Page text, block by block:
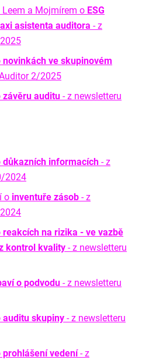
a Mojmírem o ESG
asistenta auditora - z
novinkách ve skupinovém
2/2025
závěru auditu - z newsletteru
důkazních informacích - z
2024
o inventuře zásob - z
reakcích na rizika - ve vazbě
kontrol kvality - z newsletteru
o podvodu - z newsletteru
auditu skupiny - z newsletteru
prohlášení vedení- z